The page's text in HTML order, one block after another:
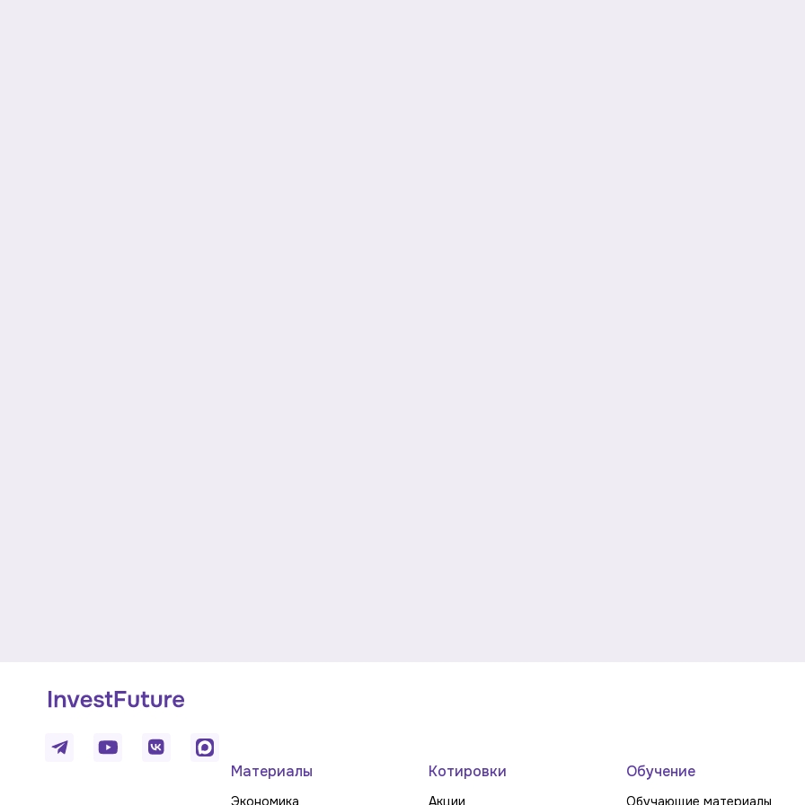
Материалы
Экономика
Котировки
Акции
Обучение
Обучающие материалы